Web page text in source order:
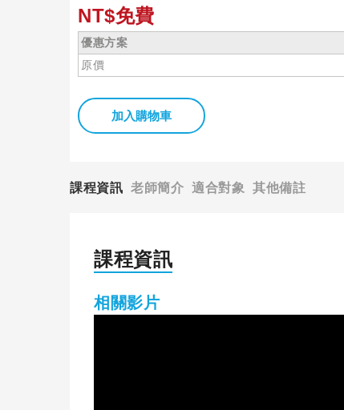
NT$免費
優惠方案
原價
加入購物車
課程資訊 老師簡介 適合對象 其他備註
課程資訊
相關影片